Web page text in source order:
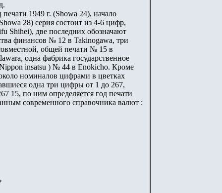
1949 г. (Showa 24), начало
28) серия состоит из 4-6 цифр,
Shihei), две последних обозначают
финансов № 12 в Takinogawa, три
общей печати № 15 в
одна фабрика государственное
insatsu ) № 44 в Enokicho. Кроме
номиналов цифрами в цветках
одна три цифры от 1 до 267,
15, по ним определяется год печати
современного справочника валют :